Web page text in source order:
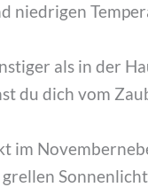
niedrigen
als in der
du dich vom
im
Sonnenlicht